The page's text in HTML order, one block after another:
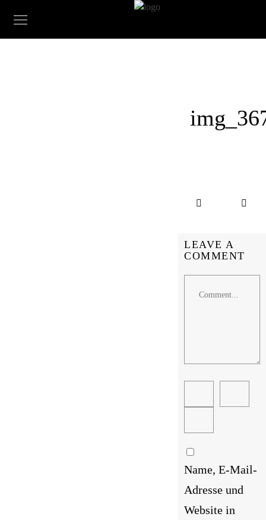
LEAVE A
COMMENT
Name, E-Mail-
Adresse und
Website in